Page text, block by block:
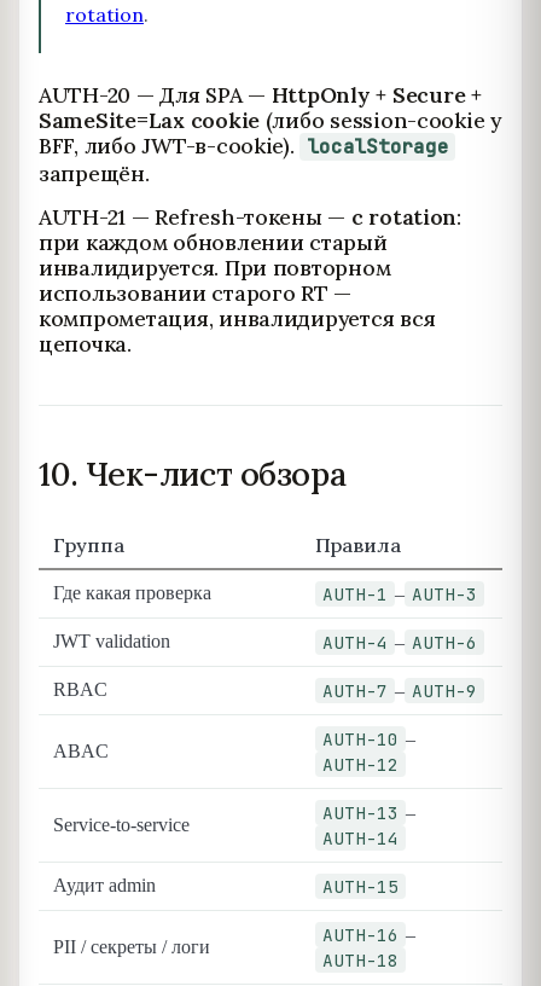
rotation.
AUTH-20 — Для SPA — HttpOnly + Secure +
SameSite=Lax cookie(либо session-cookie у
BFF, либо JWT-в-cookie). localStorage
запрещён.
AUTH-21 — Refresh-токены — с rotation:
при каждом обновлении старый
инвалидируется. При повторном
использовании старого RT —
компрометация, инвалидируется вся
цепочка.
10. Чек-лист обзора
Группа Правила
Где какая проверка AUTH-1 – AUTH-3
JWT validation AUTH-4 – AUTH-6
RBAC AUTH-7 – AUTH-9
ABAC
AUTH-10 –
AUTH-12
Service-to-service
AUTH-13 –
AUTH-14
Аудит admin AUTH-15
PII / секреты / логи
AUTH-16 –
AUTH-18